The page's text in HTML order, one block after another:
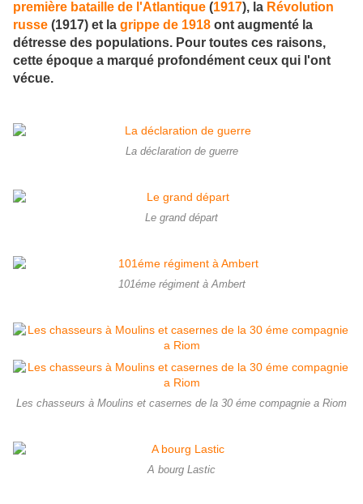
première bataille de l'Atlantique (1917), la Révolution
russe (1917) et la grippe de 1918 ont augmenté la
détresse des populations. Pour toutes ces raisons,
cette époque a marqué profondément ceux qui l'ont
vécue.
La déclaration de guerre
Le grand départ
101éme régiment à Ambert
Les chasseurs à Moulins et casernes de la 30 éme compagnie a Riom
A bourg Lastic